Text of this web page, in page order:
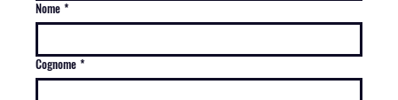
Nome *
Cognome *